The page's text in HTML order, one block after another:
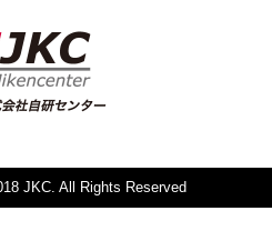
JKC. All Rights Reserved